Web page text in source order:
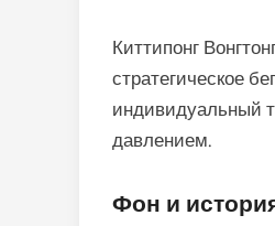
Киттипонг
стратегическое
индивидуальный
давлением.
Фон и